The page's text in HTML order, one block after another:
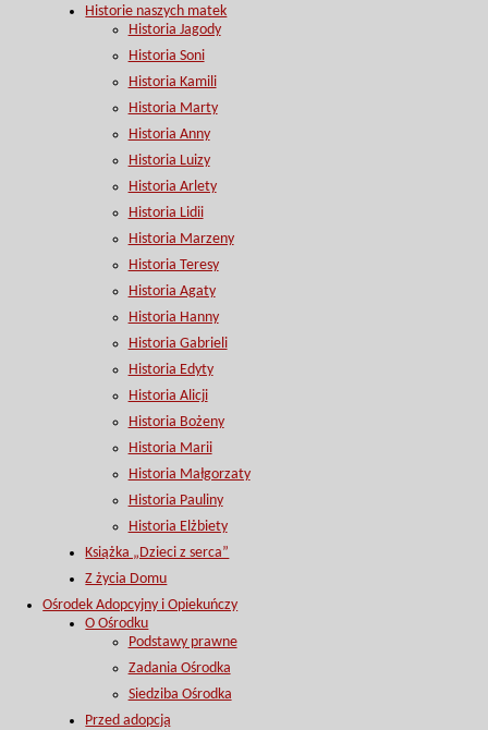
Historie naszych matek
Historia Jagody
Historia Soni
Historia Kamili
Historia Marty
Historia Anny
Historia Luizy
Historia Arlety
Historia Lidii
Historia Marzeny
Historia Teresy
Historia Agaty
Historia Hanny
Historia Gabrieli
Historia Edyty
Historia Alicji
Historia Bożeny
Historia Marii
Historia Małgorzaty
Historia Pauliny
Historia Elżbiety
Książka „Dzieci z serca”
Z życia Domu
Ośrodek Adopcyjny i Opiekuńczy
O Ośrodku
Podstawy prawne
Zadania Ośrodka
Siedziba Ośrodka
Przed adopcją